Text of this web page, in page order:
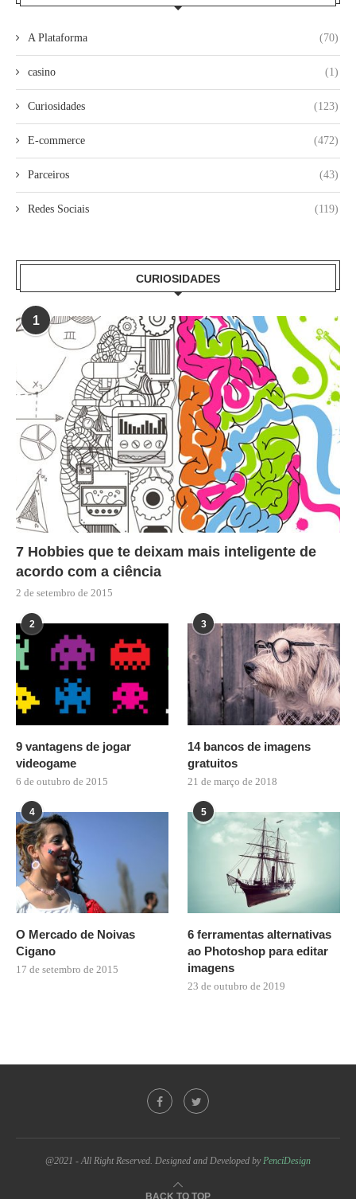
A Plataforma (70)
casino (1)
Curiosidades (123)
E-commerce (472)
Parceiros (43)
Redes Sociais (119)
CURIOSIDADES
1
7 Hobbies que te deixam mais inteligente de
acordo com a ciência
2 de setembro de 2015
2
9 vantagens de jogar
videogame
6 de outubro de 2015
3
14 bancos de imagens
gratuitos
21 de março de 2018
4
O Mercado de Noivas
Cigano
17 de setembro de 2015
5
6 ferramentas alternativas
ao Photoshop para editar
imagens
23 de outubro de 2019
@2021 - All Right Reserved. Designed and Developed byPenciDesign